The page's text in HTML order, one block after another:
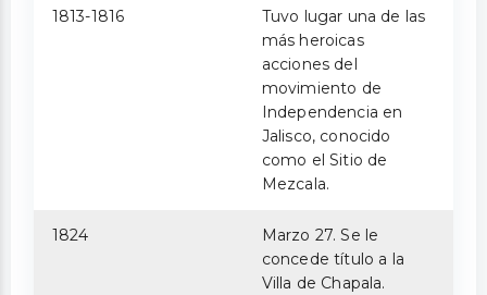
1813-1816
Tuvo lugar una de las
más heroicas
acciones del
movimiento de
Independencia en
Jalisco, conocido
como el Sitio de
Mezcala.
1824
Marzo 27. Se le
concede título a la
Villa de Chapala.